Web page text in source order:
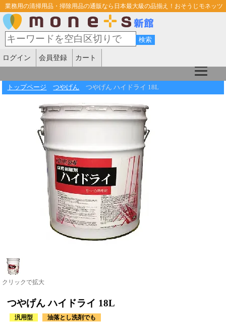
業務用の清掃用品・掃除用品の通販なら日本最大級の品揃え！おそうじモネッツ
ログイン 会員登録 カート
トップページ つやげん つやげん ハイドライ 18L
クリックで拡大
つやげん ハイドライ 18L
汎用型 油落とし洗剤でも